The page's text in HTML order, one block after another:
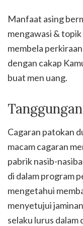
Manfaat asing
mengawasi &
membela
dengan cakap
buat men uang.
Cagaran patokan
macam cagaran
pabrik nasib-
di dalam program
mengetahui
menyetujui
selaku lurus dalam